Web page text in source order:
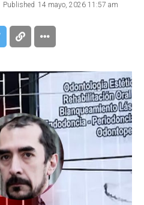
Published 14 mayo, 2026 11:57 am